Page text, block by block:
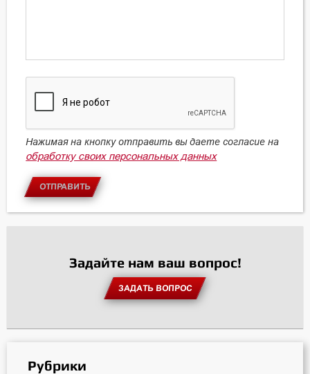
Нажимая на кнопку отправить вы даете согласие на
обработку своих персональных данных
ОТПРАВИТЬ
Задайте нам ваш вопрос!
ЗАДАТЬ ВОПРОС
Рубрики